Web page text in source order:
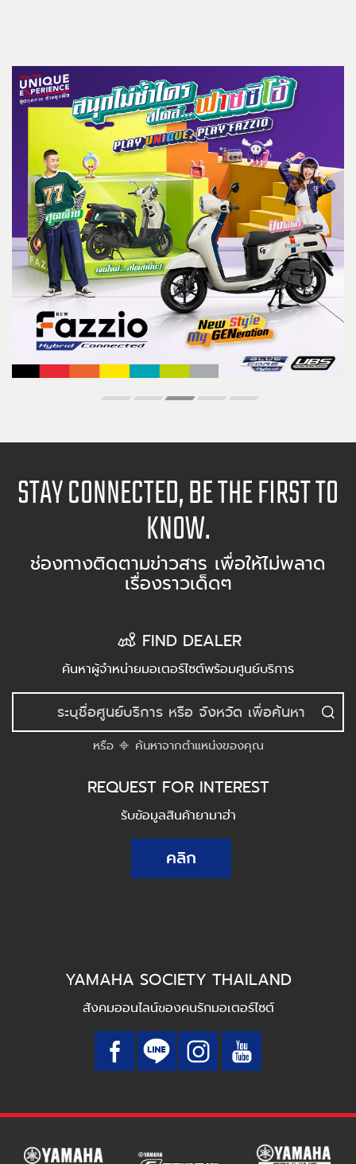
STAY CONNECTED, BE THE FIRST TO
KNOW.
ช่องทางติดตามข่าวสาร เพื่อให้ไม่พลาด
เรื่องราวเด็ดๆ
FIND DEALER
ค้นหาผู้จำหน่ายมอเตอร์ไซต์พร้อมศูนย์บริการ
หรือ ค้นหาจากตำแหน่งของคุณ
REQUEST FOR INTEREST
รับข้อมูลสินค้ายามาฮ่า
คลิก
YAMAHA SOCIETY THAILAND
สังคมออนไลน์ของคนรักมอเตอร์ไซต์